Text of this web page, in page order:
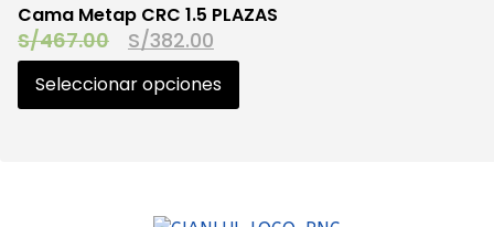
Cama Metap CRC 1.5 PLAZAS
S/467.00 S/382.00
Seleccionar opciones